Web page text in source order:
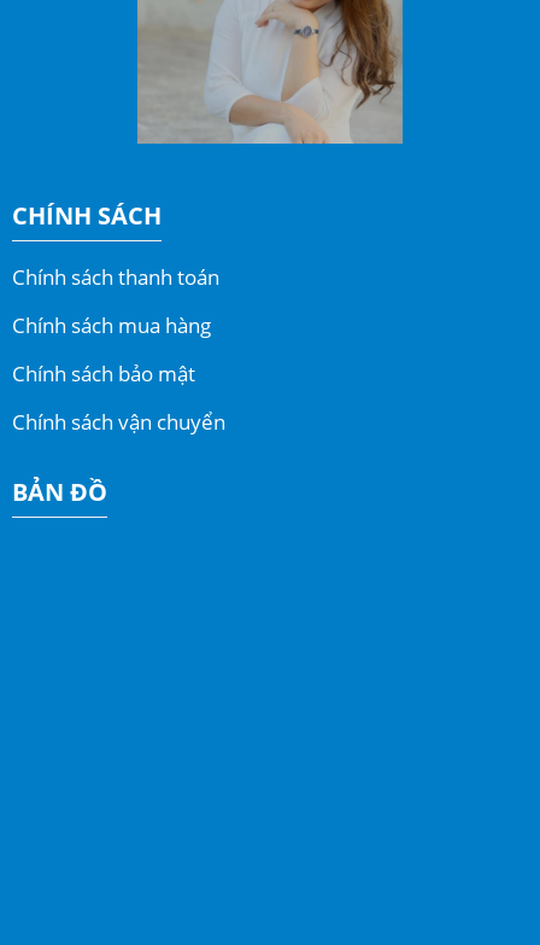
CHÍNH SÁCH
Chính sách thanh toán
Chính sách mua hàng
Chính sách bảo mật
Chính sách vận chuyển
BẢN ĐỒ